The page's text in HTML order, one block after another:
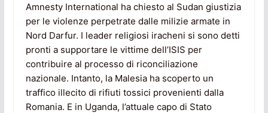
Amnesty International ha chiesto al Sudan giustizia
per le violenze perpetrate dalle milizie armate in
Nord Darfur. I leader religiosi iracheni si sono detti
pronti a supportare le vittime dell’ISIS per
contribuire al processo di riconciliazione
nazionale. Intanto, la Malesia ha scoperto un
traffico illecito di rifiuti tossici provenienti dalla
Romania. E in Uganda, l’attuale capo di Stato